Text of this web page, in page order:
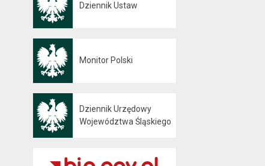
Dziennik Ustaw
Monitor Polski
Dziennik Urzędowy
Województwa Śląskiego